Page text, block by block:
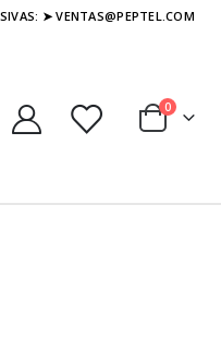
➤ VENTAS@PEPTEL.COM
0